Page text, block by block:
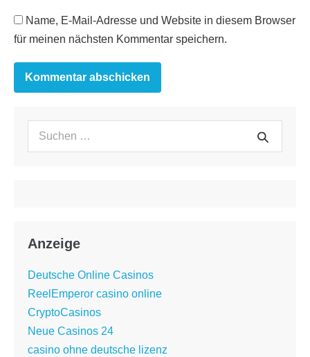
Name, E-Mail-Adresse und Website in diesem Browser
für meinen nächsten Kommentar speichern.
Suchen
Suche
Anzeige
Deutsche Online Casinos
ReelEmperor casino online
CryptoCasinos
Neue Casinos 24
casino ohne deutsche lizenz